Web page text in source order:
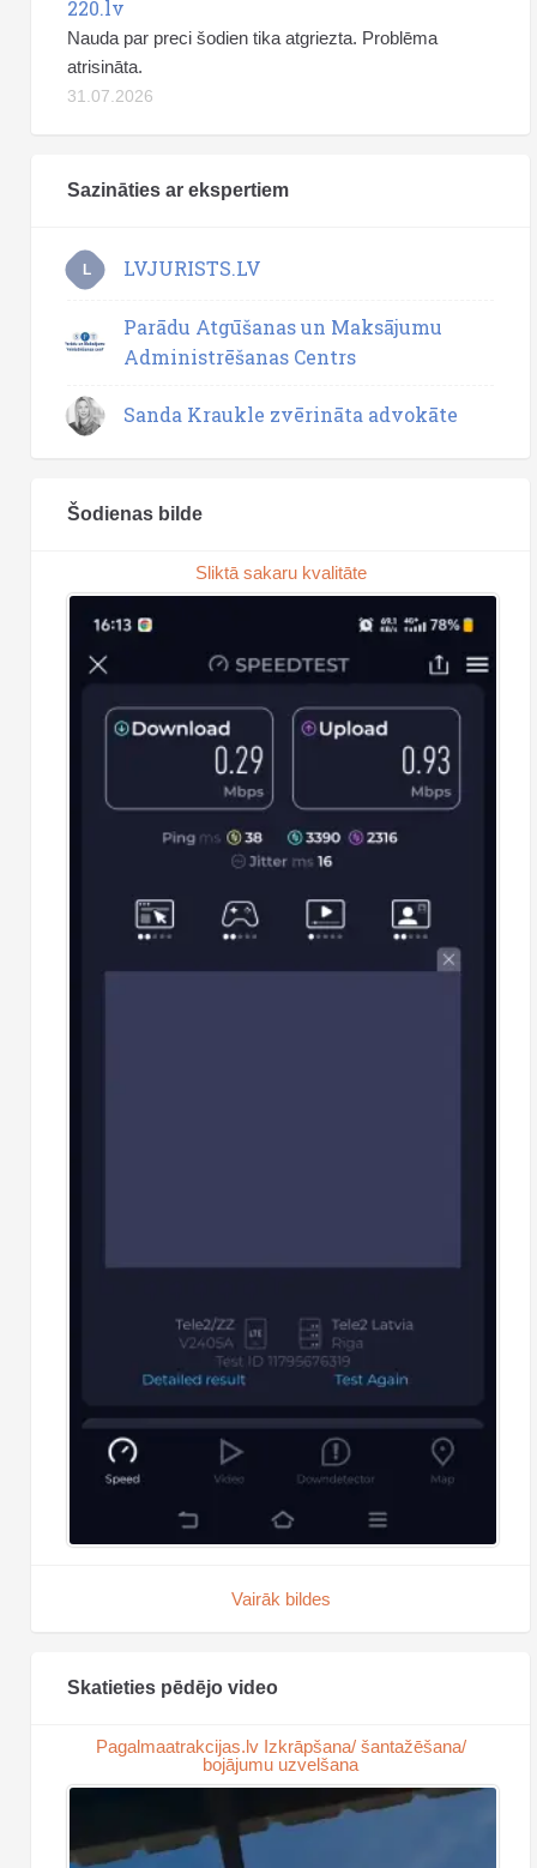
220.lv
Nauda par preci šodien tika atgriezta. Problēma
atrisināta.
31.07.2026
Sazināties ar ekspertiem
L LVJURISTS.LV
Parādu Atgūšanas un Maksājumu
Administrēšanas Centrs
Sanda Kraukle zvērināta advokāte
Šodienas bilde
Sliktā sakaru kvalitāte
Vairāk bildes
Skatieties pēdējo video
Pagalmaatrakcijas.lv Izkrāpšana/ šantažēšana/
bojājumu uzvelšana